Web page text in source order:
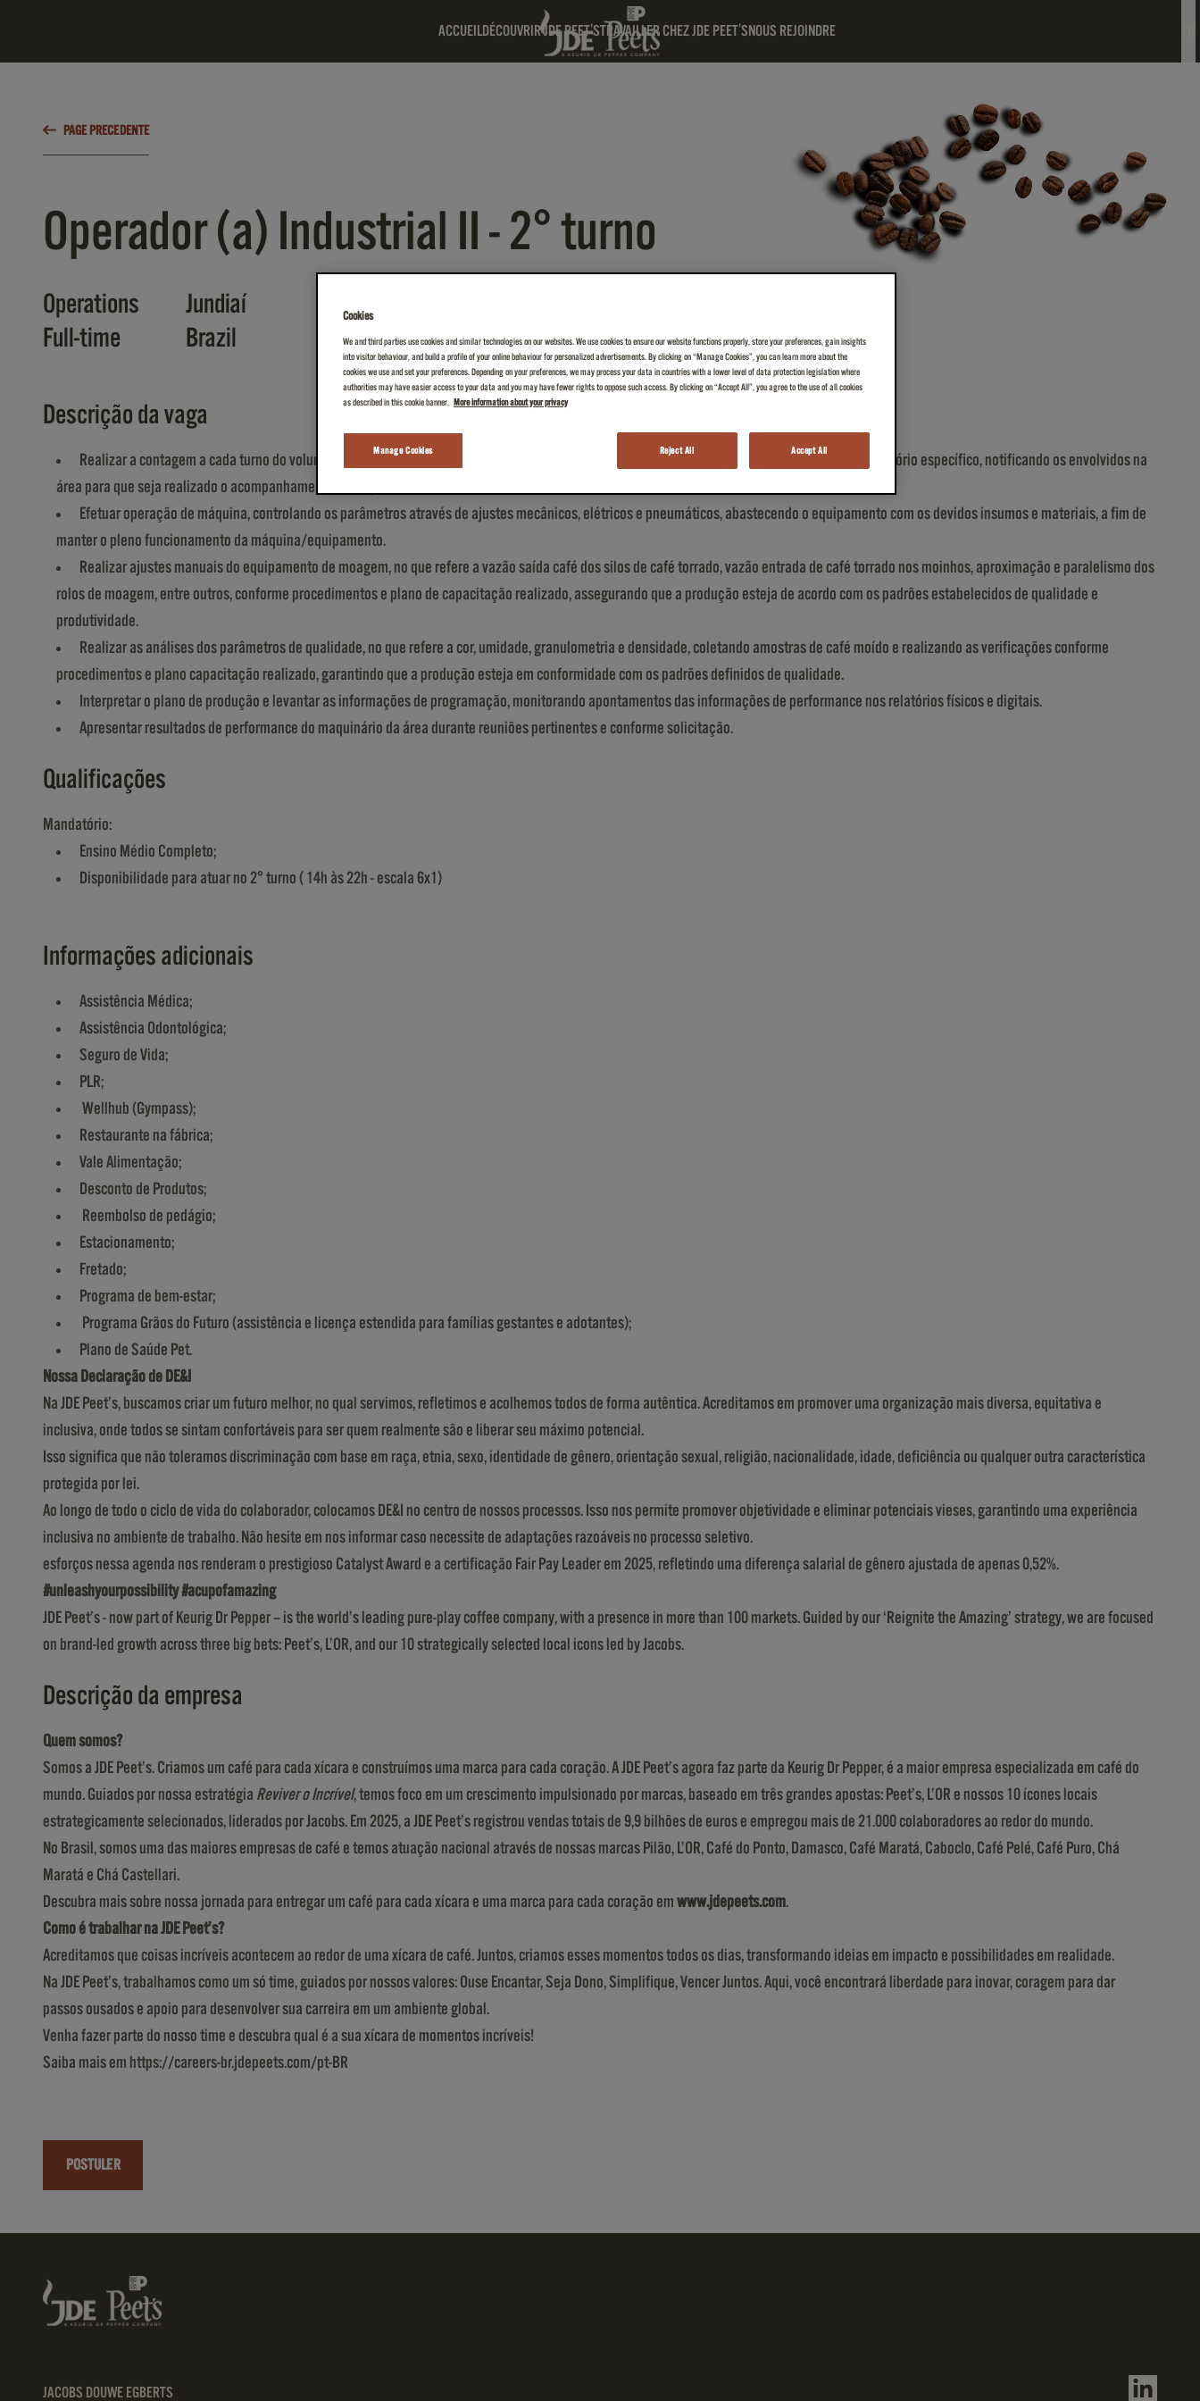
ACCUEILDÉCOUVRIR JDE PEET'STRAVAILLER CHEZ JDE PEET'SNOUS REJOINDRE
PAGE PRECEDENTE
Operador (a) Industrial II - 2° turno
Operations
Jundiaí
Full-time
Brazil
Descrição da vaga
Realizar a contagem a cada turno do volume de café torrado e moído estocado nos silos do processo produtivo e registrar a informação em relatório específico, notificando os envolvidos na
área para que seja realizado o acompanhamento da disponibilidade de café e dos horários de vencimento.
Efetuar operação de máquina, controlando os parâmetros através de ajustes mecânicos, elétricos e pneumáticos, abastecendo o equipamento com os devidos insumos e materiais, a fim de
manter o pleno funcionamento da máquina/equipamento.
Realizar ajustes manuais do equipamento de moagem, no que refere a vazão saída café dos silos de café torrado, vazão entrada de café torrado nos moinhos, aproximação e paralelismo dos
rolos de moagem, entre outros, conforme procedimentos e plano de capacitação realizado, assegurando que a produção esteja de acordo com os padrões estabelecidos de qualidade e
produtividade.
Realizar as análises dos parâmetros de qualidade, no que refere a cor, umidade, granulometria e densidade, coletando amostras de café moído e realizando as verificações conforme
procedimentos e plano capacitação realizado, garantindo que a produção esteja em conformidade com os padrões definidos de qualidade.
Interpretar o plano de produção e levantar as informações de programação, monitorando apontamentos das informações de performance nos relatórios físicos e digitais.
Apresentar resultados de performance do maquinário da área durante reuniões pertinentes e conforme solicitação.
Qualificações
Mandatório:
Ensino Médio Completo;
Disponibilidade para atuar no 2° turno ( 14h às 22h - escala 6x1)
Informações adicionais
Assistência Médica;
Assistência Odontológica;
Seguro de Vida;
PLR;
Wellhub (Gympass);
Restaurante na fábrica;
Vale Alimentação;
Desconto de Produtos;
Reembolso de pedágio;
Estacionamento;
Fretado;
Programa de bem-estar;
Programa Grãos do Futuro (assistência e licença estendida para famílias gestantes e adotantes);
Plano de Saúde Pet.
Nossa Declaração de DE&I
Na JDE Peet’s, buscamos criar um futuro melhor, no qual servimos, refletimos e acolhemos todos de forma autêntica. Acreditamos em promover uma organização mais diversa, equitativa e
inclusiva, onde todos se sintam confortáveis para ser quem realmente são e liberar seu máximo potencial.
Isso significa que não toleramos discriminação com base em raça, etnia, sexo, identidade de gênero, orientação sexual, religião, nacionalidade, idade, deficiência ou qualquer outra característica
protegida por lei.
Ao longo de todo o ciclo de vida do colaborador, colocamos DE&I no centro de nossos processos. Isso nos permite promover objetividade e eliminar potenciais vieses, garantindo uma experiência
inclusiva no ambiente de trabalho. Não hesite em nos informar caso necessite de adaptações razoáveis no processo seletivo.
esforços nessa agenda nos renderam o prestigioso Catalyst Award e a certificação Fair Pay Leader em 2025, refletindo uma diferença salarial de gênero ajustada de apenas 0,52%.
#unleashyourpossibility #acupofamazing
JDE Peet’s - now part of Keurig Dr Pepper – is the world’s leading pure-play coffee company, with a presence in more than 100 markets. Guided by our ‘Reignite the Amazing’ strategy, we are focused
on brand-led growth across three big bets: Peet’s, L’OR, and our 10 strategically selected local icons led by Jacobs.
Descrição da empresa
Quem somos?
Somos a JDE Peet’s. Criamos um café para cada xícara e construímos uma marca para cada coração. A JDE Peet’s agora faz parte da Keurig Dr Pepper, é a maior empresa especializada em café do
mundo. Guiados por nossa estratégia Reviver o Incrível, temos foco em um crescimento impulsionado por marcas, baseado em três grandes apostas: Peet’s, L’OR e nossos 10 ícones locais
estrategicamente selecionados, liderados por Jacobs. Em 2025, a JDE Peet’s registrou vendas totais de 9,9 bilhões de euros e empregou mais de 21.000 colaboradores ao redor do mundo.
No Brasil, somos uma das maiores empresas de café e temos atuação nacional através de nossas marcas Pilão, L’OR, Café do Ponto, Damasco, Café Maratá, Caboclo, Café Pelé, Café Puro, Chá
Maratá e Chá Castellari.
Descubra mais sobre nossa jornada para entregar um café para cada xícara e uma marca para cada coração em www.jdepeets.com.
Como é trabalhar na JDE Peet’s?
Acreditamos que coisas incríveis acontecem ao redor de uma xícara de café. Juntos, criamos esses momentos todos os dias, transformando ideias em impacto e possibilidades em realidade.
Na JDE Peet’s, trabalhamos como um só time, guiados por nossos valores: Ouse Encantar, Seja Dono, Simplifique, Vencer Juntos. Aqui, você encontrará liberdade para inovar, coragem para dar
passos ousados e apoio para desenvolver sua carreira em um ambiente global.
Venha fazer parte do nosso time e descubra qual é a sua xícara de momentos incríveis!
Saiba mais em https://careers-br.jdepeets.com/pt-BR
POSTULER
JACOBS DOUWE EGBERTS
Cookies
We and third parties use cookies and similar technologies on our websites. We use cookies to ensure our website functions properly, store your preferences, gain insights
into visitor behaviour, and build a profile of your online behaviour for personalized advertisements. By clicking on “Manage Cookies”, you can learn more about the
cookies we use and set your preferences. Depending on your preferences, we may process your data in countries with a lower level of data protection legislation where
authorities may have easier access to your data and you may have fewer rights to oppose such access. By clicking on “Accept All”, you agree to the use of all cookies
as described in this cookie banner.
More information about your privacy
Manage Cookies Reject All Accept All